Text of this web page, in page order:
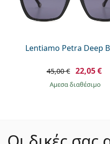
Lentiamo Petra Deep
45,00 € 22,05 €
άμεσα διαθέσιμο